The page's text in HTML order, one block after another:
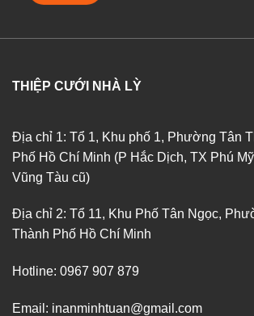
THIỆP CƯỚI NHÀ LỲ
Địa chỉ 1: Tổ 1, Khu phố 1, Phường Tân
Phố Hồ Chí Minh (P Hắc Dịch, TX Phú
Vũng Tàu cũ)
Địa chỉ 2: Tổ 11, Khu Phố Tân Ngọc,
Thành Phố Hồ Chí Minh
Hotline: 0967 907 879
Email: inanminhtuan@gmail.com